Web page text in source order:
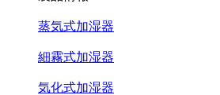
蒸気式加湿器
細霧式加湿器
気化式加湿器